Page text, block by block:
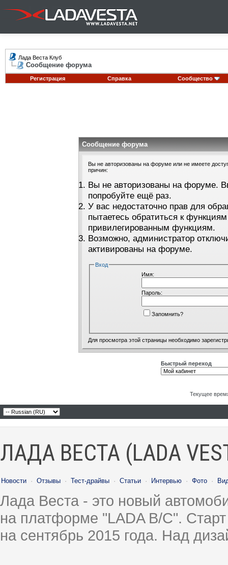
Лада Веста Клуб
Сообщение форума
Регистрация Справка Сообщество
Сообщение форума
Вы не авторизованы на форуме или не имеете
причин:
Вы не авторизованы на форуме.
попробуйте ещё раз.
У вас недостаточно прав для
пытаетесь обратиться к
привилегированным функциям.
Возможно, администратор
активированы на форуме.
Вход
Имя:
Пароль:
Запомнить?
Для просмотра этой страницы необходимо
Быстрый переход
Текущее
ЛАДА ВЕСТА (LADA
Новости · Отзывы · Тест-драйвы · Статьи · Интервью · Фото ·
Лада Веста - это новый
на платформе "LADA B/C".
на сентябрь 2015 года. Над